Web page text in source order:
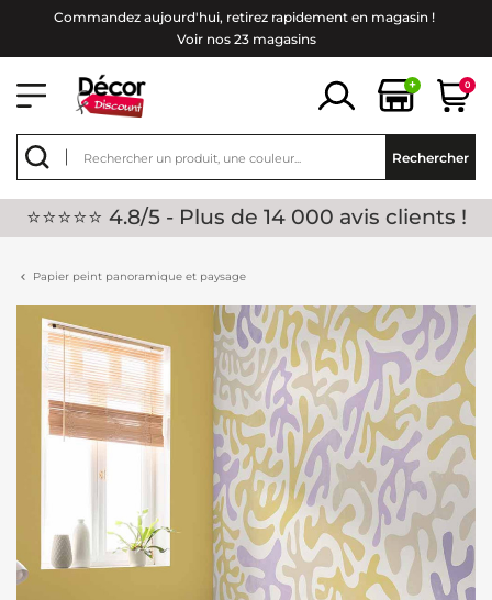
Commandez aujourd'hui, retirez rapidement en magasin !
Voir nos 23 magasins
+ 0
Rechercher
⭐⭐⭐⭐⭐ 4.8/5 - Plus de 14 000 avis clients !
Papier peint panoramique et paysage